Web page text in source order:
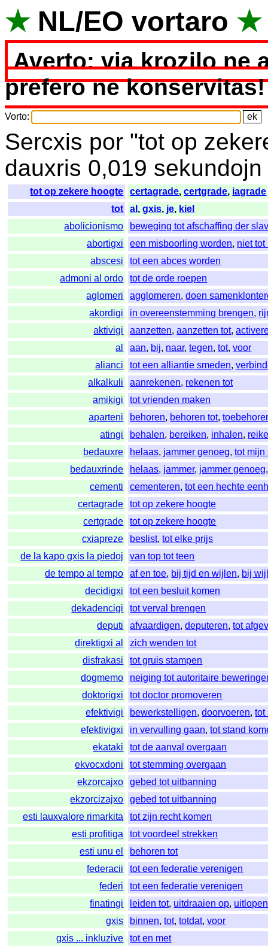
★ NL/EO vortaro ★
Averto: via krozilo ne
prefero ne konservitas!
Vorto:
Sercxis por "tot op
dauxris 0,019 sekundojn
tot op zekere hoogte certagrade,certgrade, iagrade
tot
al ,gxis, je, kiel
abolicionismo
beweging tot afschaffing der
abortigxi
een misboorling worden, niet
abscesi
tot een abces worden
admoni al ordo
tot de orde roepen
aglomeri
agglomeren,doen
akordigi
in overeenstemming brengen,
aktivigi
aanzetten,aanzetten tot,
al
aan, bij, naar,tegen,tot,voor
alianci
tot een alliantie smeden,
alkalkuli
aanrekenen, rekenen tot
amikigi
tot vrienden maken
aparteni
behoren, behoren tot,
atingi
behalen, bereiken, inhalen,
bedauxre
helaas, jammer genoeg,tot mijn
bedauxrinde
helaas, jammer, jammer genoeg
cementi
cementeren,tot een hechte
certagrade
tot op zekere hoogte
certgrade
tot op zekere hoogte
cxiapreze
beslist,tot elke prijs
de la kapo gxis la piedoj
van top tot teen
de tempo al tempo
af en toe, bij tijd en wijlen, bij
decidigxi
tot een besluit komen
dekadencigi
tot verval brengen
deputi
afvaardigen,deputeren,tot
direktigxi al
zich wenden tot
disfrakasi
tot gruis stampen
dogmemo
neiging tot autoritaire
doktorigxi
tot doctor promoveren
efektivigi
bewerkstelligen,doorvoeren,tot
efektivigxi
in vervulling gaan,tot stand
ekataki
tot de aanval overgaan
ekvocxdoni
tot stemming overgaan
ekzorcajxo
gebed tot uitbanning
ekzorcizajxo
gebed tot uitbanning
esti lauxvalore rimarkita
tot zijn recht komen
esti profitiga
tot voordeel strekken
esti unu el
behoren tot
federacii
tot een federatie verenigen
federi
tot een federatie verenigen
finatingi
leiden tot, uitdraaien op,
gxis
binnen,tot,totdat,voor
gxis ... inkluzive
tot en met